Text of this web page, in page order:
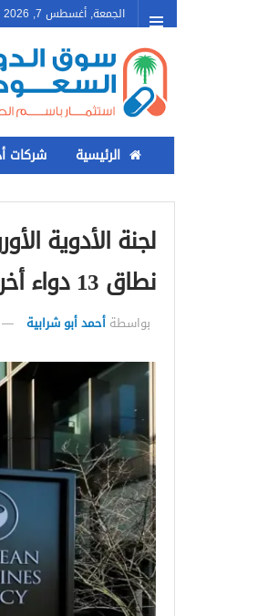
الجمعة, أغسطس 7, 2026
الرئيسية شركات
نطاق 13 دواء أخر
بواسطة أحمد أبو شرابية